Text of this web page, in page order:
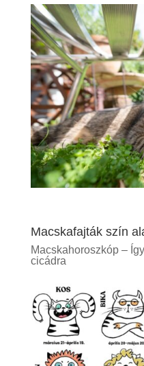
Macskafajták szín
Macskahoroszkóp –
cicádra